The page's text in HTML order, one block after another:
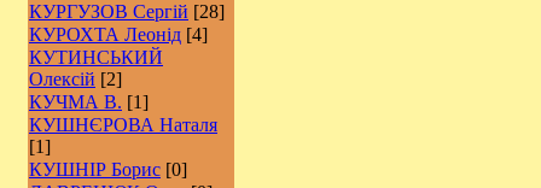
КУРГУЗОВ Сергій [28]
КУРОХТА Леонід [4]
КУТИНСЬКИЙ
Олексій [2]
КУЧМА В. [1]
КУШНЄРОВА Наталя
[1]
КУШНІР Борис [0]